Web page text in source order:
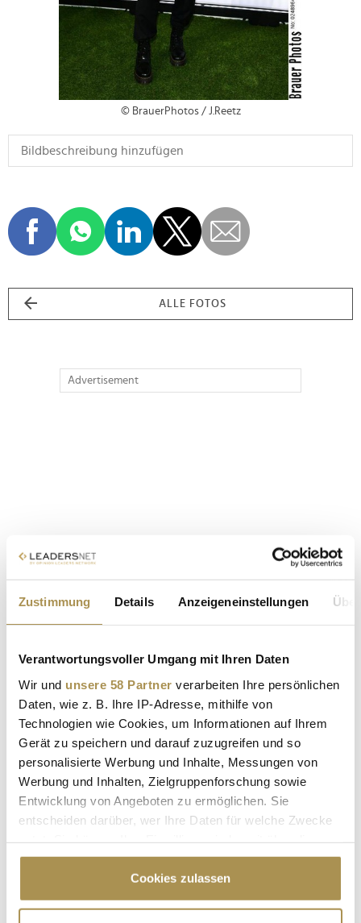
Zustimmung Details Anzeigeneinstellungen
Verantwortungsvoller Umgang mit Ihren Daten
Wir und unsere 58 Partner verarbeiten Ihre persönlichen
Daten, wie z. B. Ihre IP-Adresse, mithilfe von
Technologien wie Cookies, um Informationen auf Ihrem
Gerät zu speichern und darauf zuzugreifen und so
personalisierte Werbung und Inhalte, Messungen von
Werbung und Inhalten, Zielgruppenforschung sowie
Entwicklung von Angeboten zu ermöglichen. Sie
entscheiden darüber, wer Ihre Daten für welche Zwecke
Cookie-Erklärung oder durch Klicken auf das Privacy
Trigger Symbol ändern oder widerrufen
Cookies zulassen
© BrauerPhotos / J.Reetz
ALLE FOTOS
Advertisement